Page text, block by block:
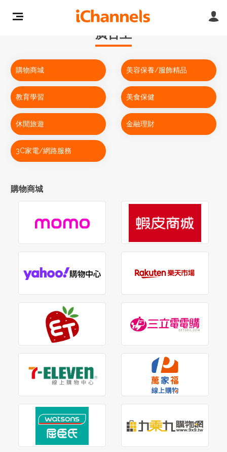
廣告主
購物商城 美容保養/服飾精品
教育學習 美食保健
休閒旅遊 金融理財
3C家電/網路服務
購物商城